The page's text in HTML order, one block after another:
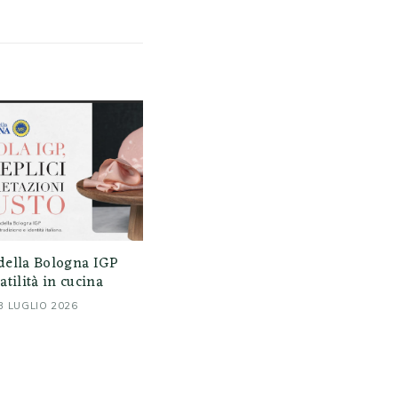
Bologna IGP
in cucina
LUGLIO 2026